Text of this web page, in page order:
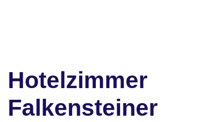
Hotelzimmer
Falkensteiner